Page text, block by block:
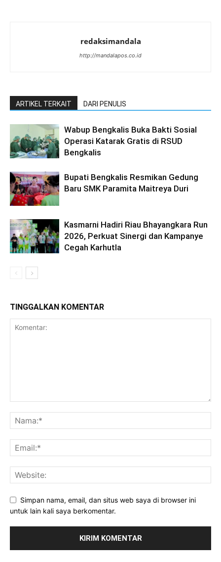
redaksimandala
http://mandalapos.co.id
ARTIKEL TERKAIT DARI PENULIS
Wabup Bengkalis Buka Bakti Sosial
Operasi Katarak Gratis di RSUD
Bengkalis
Bupati Bengkalis Resmikan Gedung
Baru SMK Paramita Maitreya Duri
Kasmarni Hadiri Riau Bhayangkara Run
2026, Perkuat Sinergi dan Kampanye
Cegah Karhutla
TINGGALKAN KOMENTAR
Simpan nama, email, dan situs web saya di browser ini
untuk lain kali saya berkomentar.